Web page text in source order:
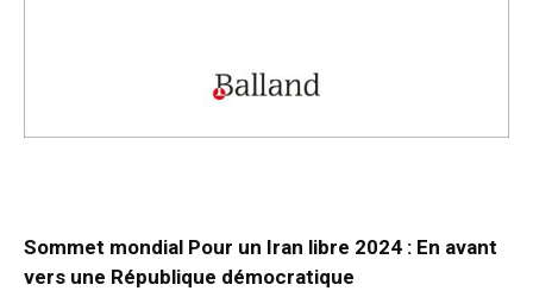
Sommet mondial Pour un Iran libre 2024 : En avant
vers une République démocratique